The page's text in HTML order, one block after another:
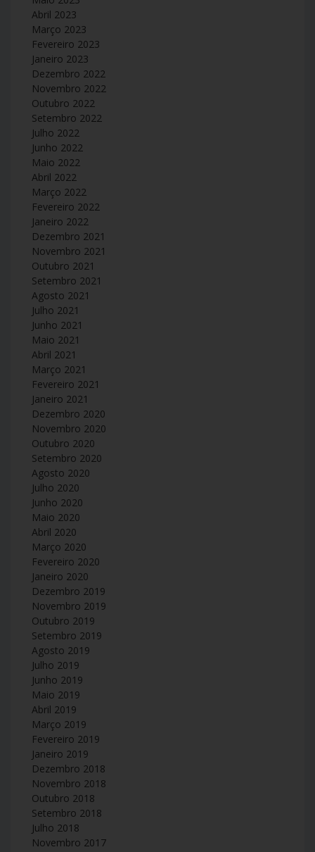
Abril 2023
Março 2023
Fevereiro 2023
Janeiro 2023
Dezembro 2022
Novembro 2022
Outubro 2022
Setembro 2022
Julho 2022
Junho 2022
Maio 2022
Abril 2022
Março 2022
Fevereiro 2022
Janeiro 2022
Dezembro 2021
Novembro 2021
Outubro 2021
Setembro 2021
Agosto 2021
Julho 2021
Junho 2021
Maio 2021
Abril 2021
Março 2021
Fevereiro 2021
Janeiro 2021
Dezembro 2020
Novembro 2020
Outubro 2020
Setembro 2020
Agosto 2020
Julho 2020
Junho 2020
Maio 2020
Abril 2020
Março 2020
Fevereiro 2020
Janeiro 2020
Dezembro 2019
Novembro 2019
Outubro 2019
Setembro 2019
Agosto 2019
Julho 2019
Junho 2019
Maio 2019
Abril 2019
Março 2019
Fevereiro 2019
Janeiro 2019
Dezembro 2018
Novembro 2018
Outubro 2018
Setembro 2018
Julho 2018
Novembro 2017